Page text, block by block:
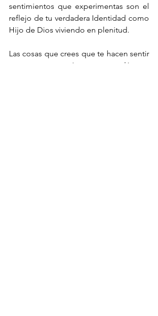
sentimientos que experimentas son el
reflejo de tu verdadera Identidad como
Hijo de Dios viviendo en plenitud.
Las cosas que crees que te hacen sentir
eso no son más que sucedáneos,